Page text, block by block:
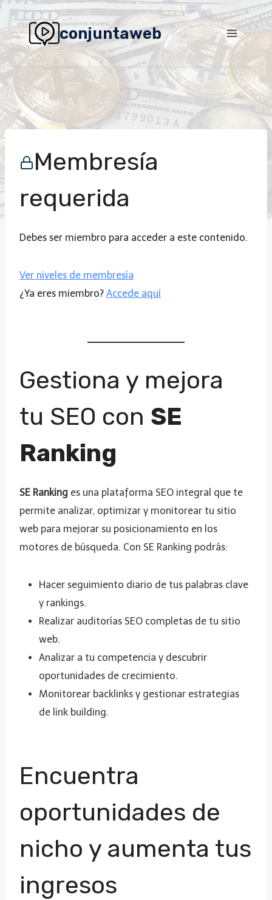
Saltar
al
contenido
conjuntaweb
Membresía
requerida
Debes ser miembro para acceder a este contenido.
Ver niveles de membresía
¿Ya eres miembro? Accede aquí
Gestiona y mejora
tu SEO con SE
Ranking
SE Ranking es una plataforma SEO integral que te
permite analizar, optimizar y monitorear tu sitio
web para mejorar su posicionamiento en los
motores de búsqueda. Con SE Ranking podrás:
Hacer seguimiento diario de tus palabras clave
y rankings.
Realizar auditorías SEO completas de tu sitio
web.
Analizar a tu competencia y descubrir
oportunidades de crecimiento.
Monitorear backlinks y gestionar estrategias
de link building.
Encuentra
oportunidades de
nicho y aumenta tus
ingresos